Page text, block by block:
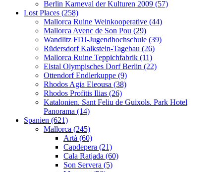
Berlin Karneval der Kulturen 2009 (57)
Lost Places (258)
Mallorca Ruine Weinkooperative (44)
Mallorca Avenc de Son Pou (29)
Wandlitz FDJ-Jugendhochschule (39)
Rüdersdorf Kalkstein-Tagebau (26)
Mallorca Ruine Teppichfabrik (11)
Elstal Olympisches Dorf Berlin (22)
Ottendorf Endlerkuppe (9)
Rhodos Agia Eleousa (38)
Rhodos Profitis Ilias (26)
Katalonien. Sant Feliu de Guixols. Park Hotel
Panorama (14)
Spanien (621)
Mallorca (245)
Artà (60)
Capdepera (21)
Cala Ratjada (60)
Son Servera (5)